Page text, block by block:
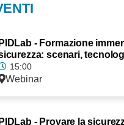
PIDLab - Formazione
scenari,
15:00
Webinar
PIDLab - Provare la